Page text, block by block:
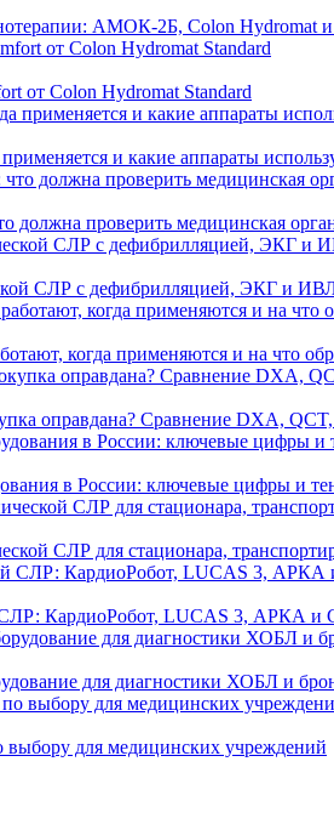
АМОК-2Б, Colon Hydromat и
от Colon Hydromat Standard
и какие аппараты
должна проверить медицинская
СЛР с дефибрилляцией, ЭКГ и
когда применяются и на что
оправдана? Сравнение DXA,
в России: ключевые цифры и
СЛР для стационара,
КардиоРобот, LUCAS 3, АРКА и
для диагностики ХОБЛ и
для медицинских учреждений